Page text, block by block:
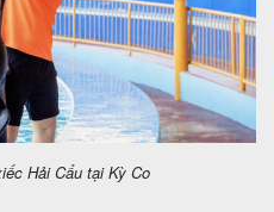
Hải Cẩu tại Kỳ Co